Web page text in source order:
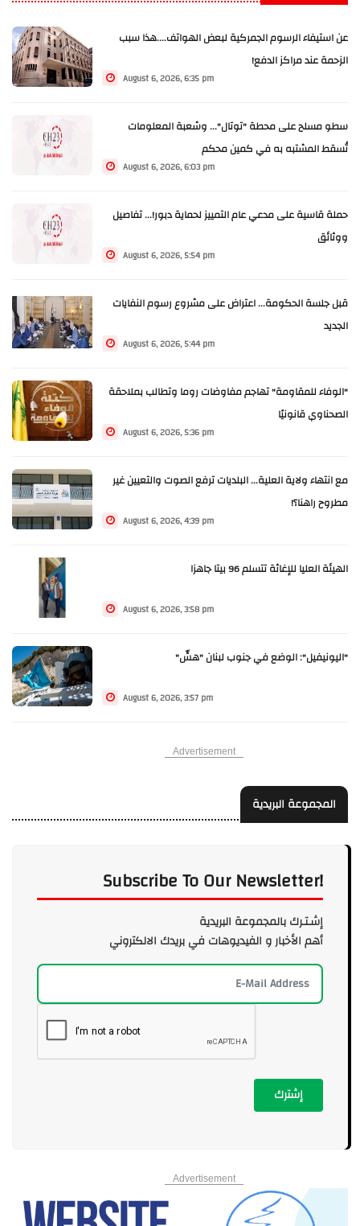
عن استيفاء الرسوم الجمركية لبعض الهواتف....هذا سبب
الزحمة عند مراكز الدفع!
August 6, 2026, 6:35 pm
سطو مسلح على محطة "توتال"... وشعبة المعلومات
تُسقط المشتبه به في كمين محكم
August 6, 2026, 6:03 pm
حملة قاسية على مدعي عام التمييز لحماية دبور!... تفاصيل
ووثائق
August 6, 2026, 5:54 pm
قبل جلسة الحكومة... اعتراض على مشروع رسوم النفايات
الجديد
August 6, 2026, 5:44 pm
"الوفاء للمقاومة" تهاجم مفاوضات روما وتطالب بملاحقة
الصحناوي قانونيًا
August 6, 2026, 5:36 pm
مع انتهاء ولاية العلية... البلديات ترفع الصوت والتعيين غير
مطروح راهنا؟!
August 6, 2026, 4:39 pm
الهيئة العليا للإغاثة تتسلم 96 بيتا جاهزا
August 6, 2026, 3:58 pm
"اليونيفيل": الوضع في جنوب لبنان "هشّ"
August 6, 2026, 3:57 pm
Advertisement
المجموعة البريدية
Subscribe To Our Newsletter!
إشـتـرك بالمجموعة البريدية
أهم الأخبار و الفيديوهات في بريدك الالكتروني
إشترك
Advertisement